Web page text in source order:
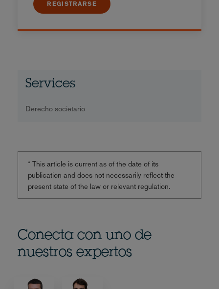
REGISTRARSE
Services
Derecho societario
* This article is current as of the date of its
publication and does not necessarily reflect the
present state of the law or relevant regulation.
Conecta con uno de
nuestros expertos